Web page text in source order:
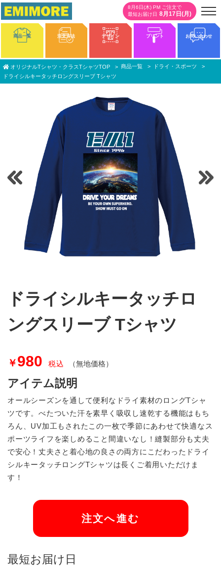
8月6日(木) PM ご注文で
最短お届け日 8月17日(月)
商品一覧 注文方法 デザイン プリント お問い合わせ
オリジナルTシャツ・クラスTシャツTOP 商品一覧
ドライ・スポーツ
ドライシルキータッチロングスリーブ Tシャツ
ドライシルキータッチロ
ングスリーブ Tシャツ
￥980 税込 （無地価格）
アイテム説明
オールシーズンを通して便利なドライ素材のロングTシャ
ツです。べたついた汗を素早く吸収し速乾する機能はもち
ろん、UV加工もされたこの一枚で季節にあわせて快適なス
ポーツライフを楽しめること間違いなし！縫製部分も丈夫
で安心！丈夫さと着心地の良さの両方にこだわったドライ
シルキータッチロングTシャツは長くご着用いただけま
す！
注文へ進む
最短お届け日